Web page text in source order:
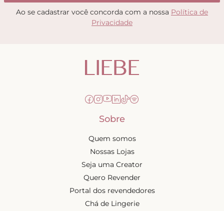
Ao se cadastrar você concorda com a nossa Política de
Privacidade
Sobre
Quem somos
Nossas Lojas
Seja uma Creator
Quero Revender
Portal dos revendedores
Chá de Lingerie